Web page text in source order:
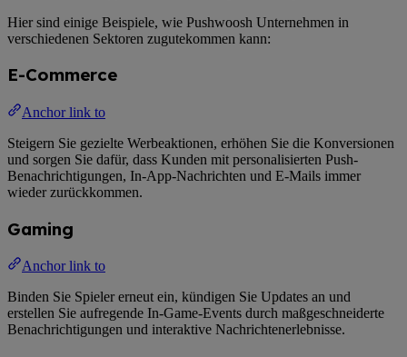
Hier sind einige Beispiele, wie Pushwoosh Unternehmen in
verschiedenen Sektoren zugutekommen kann:
E-Commerce
Anchor link to
Steigern Sie gezielte Werbeaktionen, erhöhen Sie die Konversionen
und sorgen Sie dafür, dass Kunden mit personalisierten Push-
Benachrichtigungen, In-App-Nachrichten und E-Mails immer
wieder zurückkommen.
Gaming
Anchor link to
Binden Sie Spieler erneut ein, kündigen Sie Updates an und
erstellen Sie aufregende In-Game-Events durch maßgeschneiderte
Benachrichtigungen und interaktive Nachrichtenerlebnisse.